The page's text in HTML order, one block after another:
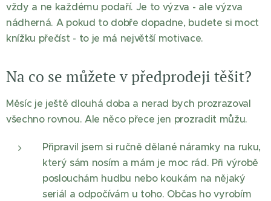
vždy a ne každému podaří. Je to výzva - ale výzva
nádherná. A pokud to dobře dopadne, budete si moct
knížku přečíst - to je má největší motivace.
Na co se můžete v předprodeji těšit?
Měsíc je ještě dlouhá doba a nerad bych prozrazoval
všechno rovnou. Ale něco přece jen prozradit můžu.
Připravil jsem si ručně dělané náramky na ruku,
který sám nosím a mám je moc rád. Při výrobě
poslouchám hudbu nebo koukám na nějaký
seriál a odpočívám u toho. Občas ho vyrobím